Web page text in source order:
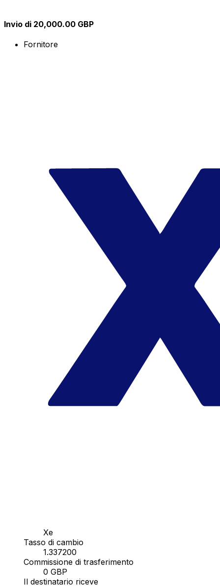
Invio di 20,000.00 GBP
Fornitore
Xe
Tasso di cambio
1.337200
Commissione di trasferimento
0 GBP
Il destinatario riceve